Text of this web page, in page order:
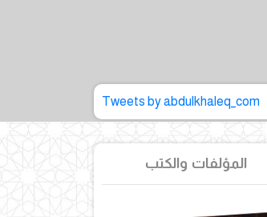
Tweets by abdulkhaleq_com
المؤلفات والكتب